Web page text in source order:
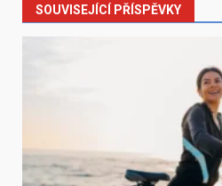
SOUVISEJÍCÍ PŘÍSPĚVKY